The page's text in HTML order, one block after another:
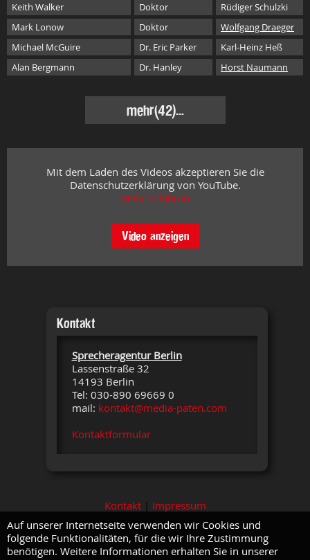
Keith Walker
Doktor
Rüdiger Schulzki
Mark Lonow
Doktor
Wolfgang Draeger
Michael McGuire
Dr. Eric Parker
Karl-Heinz Heß
Alan Bergmann
Dr. Hanley Horst Naumann
mehr(42)...
Mit dem Laden des Videos akzeptieren Sie die
Datenschutzerklärung von YouTube.
Mehr erfahren
Video anzeigen
Kontakt
Sprecheragentur Berlin
Lassenstraße 32
14193 Berlin
Tel: 030-890 69669 0
mail: kontakt@media-paten.com
Kontaktformular
Kontakt| Impressum
Auf unserer Internetseite verwenden wir Cookies und
folgende Funktionalitäten, für die wir Ihre Zustimmung
benötigen. Weitere Informationen erhalten Sie in unserer